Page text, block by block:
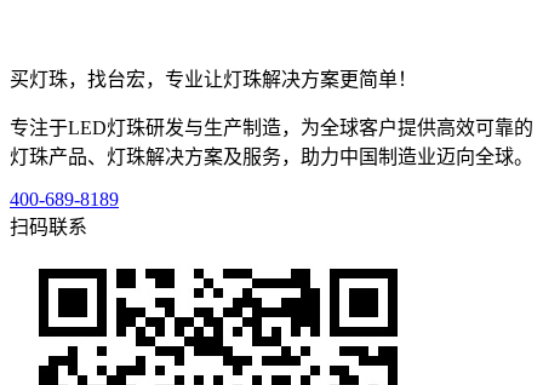
买灯珠，找台宏，专业让灯珠解决方案更简单！
专注于LED灯珠研发与生产制造，为全球客户提供高效可靠的
灯珠产品、灯珠解决方案及服务，助力中国制造业迈向全球。
400-689-8189
扫码联系